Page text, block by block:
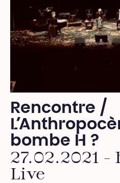
Rencontre /
bombe H ?
27.02.2021 -
Live